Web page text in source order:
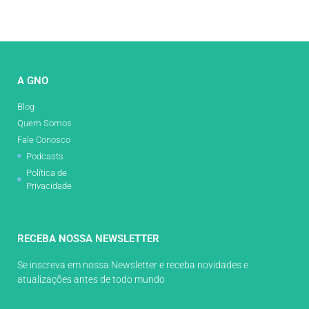
A GNO
Blog
Quem Somos
Fale Conosco
Podcasts
Política de
Privacidade
RECEBA NOSSA NEWSLETTER
Se inscreva em nossa Newsletter e receba novidades e
atualizações antes de todo mundo